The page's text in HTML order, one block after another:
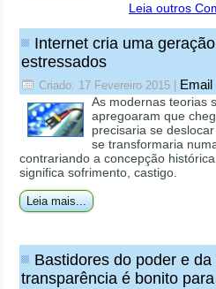
Leia outros
Internet cria uma
estressados
Criado: 17 Fevereiro 2015 Email
As modernas teorias
apregoaram que
precisaria se
se transformaria
contrariando a concepção
significa sofrimento, castigo.
Leia mais...
Bastidores do poder e
transparência é bonito